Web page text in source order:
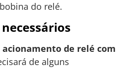
do relé.
acionamento de relé com
de alguns